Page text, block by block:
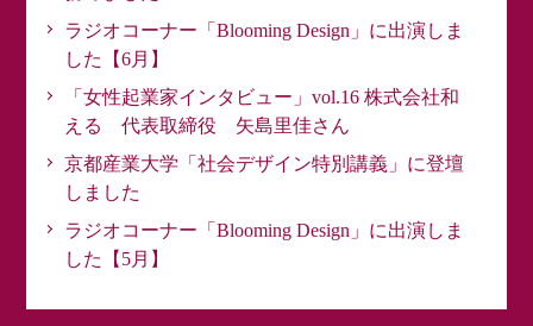
ラジオコーナー「Blooming Design」に出演しま
した【6月】
「女性起業家インタビュー」vol.16 株式会社和
える 代表取締役 矢島里佳さん
京都産業大学「社会デザイン特別講義」に登壇
しました
ラジオコーナー「Blooming Design」に出演しま
した【5月】